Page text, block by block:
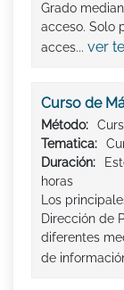
Grado
acceso. Solo
acces... ver
Curso de
Método:
Tematica:
Duración:
horas
Los
Dirección de
diferentes
de